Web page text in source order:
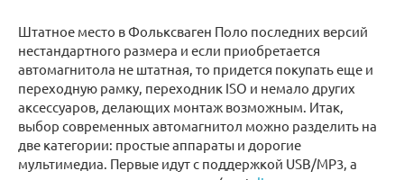
Штатное место в Фольксваген Поло последних версий
нестандартного размера и если приобретается
автомагнитола не штатная, то придется покупать еще и
переходную рамку, переходник ISO и немало других
аксессуаров, делающих монтаж возможным. Итак,
выбор современных автомагнитол можно разделить на
две категории: простые аппараты и дорогие
мультимедиа. Первые идут с поддержкой USB/MP3, а